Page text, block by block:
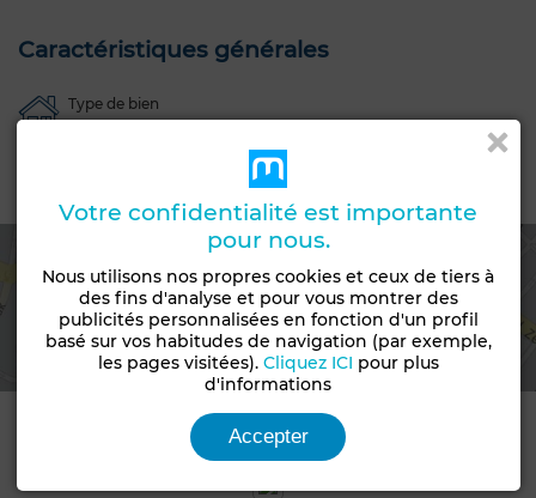
Caractéristiques générales
Type de bien
Voir la carte
Informations de contact
Votre confidentialité est importante
pour nous.
Nous utilisons nos propres cookies et ceux de tiers à
des fins d'analyse et pour vous montrer des
publicités personnalisées en fonction d'un profil
basé sur vos habitudes de navigation (par exemple,
les pages visitées). Cliquez ICI pour plus
d'informations
Accepter